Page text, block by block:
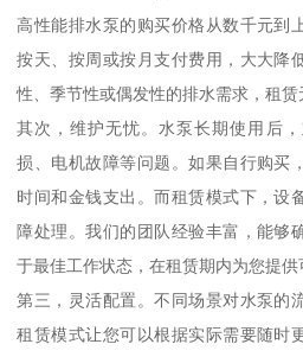
高性能排水泵的购买价格从数千元到
按天、按周或按月支付费用，大大降
性、季节性或偶发性的排水需求，租赁
其次，维护无忧。水泵长期使用后
损、电机故障等问题。如果自行购买
时间和金钱支出。而租赁模式下，设
障处理。我们的团队经验丰富，能够
于最佳工作状态，在租赁期内为您提供
第三，灵活配置。不同场景对水泵的
租赁模式让您可以根据实际需要随时